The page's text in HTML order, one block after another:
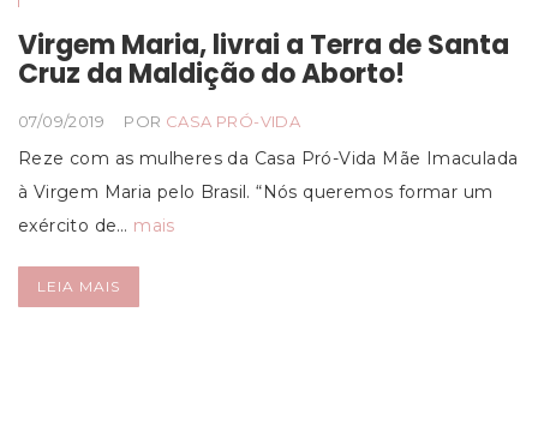
Virgem Maria, livrai a Terra de Santa
Cruz da Maldição do Aborto!
07/09/2019 POR CASA PRÓ-VIDA
Reze com as mulheres da Casa Pró-Vida Mãe Imaculada
à Virgem Maria pelo Brasil. “Nós queremos formar um
exército de… mais
LEIA MAIS